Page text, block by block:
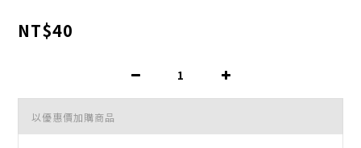
NT$40
以優惠價加購商品